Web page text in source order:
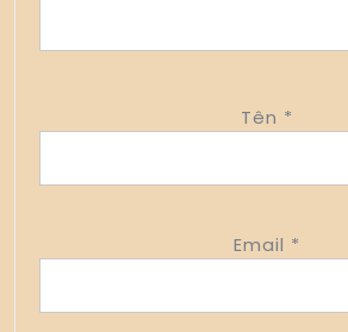
Tên *
Email *